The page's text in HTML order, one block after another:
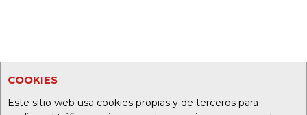
COOKIES
Este sitio web usa cookies propias y de terceros para